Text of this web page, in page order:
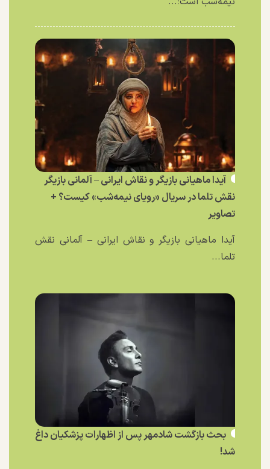
آیدا ماهیانی بازیگر و نقاش ایرانی – آلمانی بازیگر
نقش تلما در سریال «رویای نیمه‌شب» کیست؟ +
تصاویر
آیدا ماهیانی بازیگر و نقاش ایرانی – آلمانی نقش
تلما...
بحث بازگشت شادمهر پس از اظهارات پزشکیان داغ
شد!